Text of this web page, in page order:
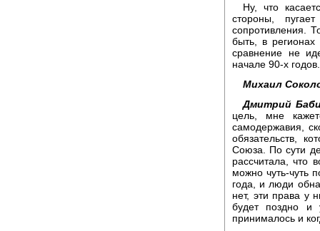
Ну, что
стороны,
сопротивления.
быть, в
сравнение не
начале 90-х годов.
Михаил
Дмитрий
цель, мне
самодержавия,
обязательств,
Союза. По сути
рассчитала, что
можно чуть-чуть
года, и люди
нет, эти права у
будет поздно и
принималось и